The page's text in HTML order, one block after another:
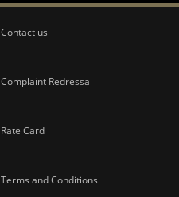
Contact us
Complaint Redressal
Rate Card
Terms and Conditions